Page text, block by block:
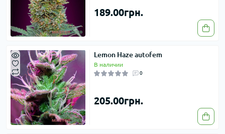
189.00грн.
Lemon Haze autofem
В наличии
0
205.00грн.